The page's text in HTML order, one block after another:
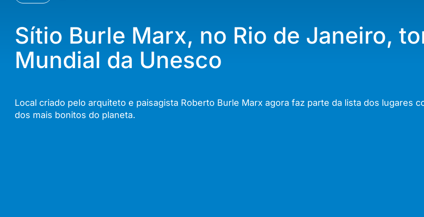
Sítio Burle Marx, no Rio de Janeiro,
Mundial da Unesco
Local criado pelo arquiteto e paisagista Roberto Burle Marx agora faz parte da lista dos lugares
dos mais bonitos do planeta.